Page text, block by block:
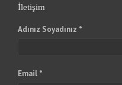
İletişim
Adınız Soyadınız *
Email *